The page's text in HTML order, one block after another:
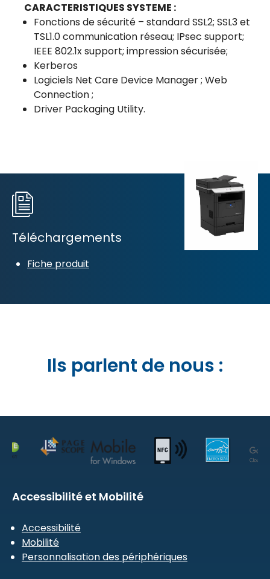
CARACTERISTIQUES SYSTEME :
Fonctions de sécurité – standard SSL2; SSL3 et
TSL1.0 communication réseau; IPsec support;
IEEE 802.1x support; impression sécurisée;
Kerberos
Logiciels Net Care Device Manager ; Web
Connection ;
Driver Packaging Utility.
Téléchargements
Fiche produit
Ils parlent de nous :
Accessibilité et Mobilité
Accessibilité
Mobilité
Personnalisation des périphériques